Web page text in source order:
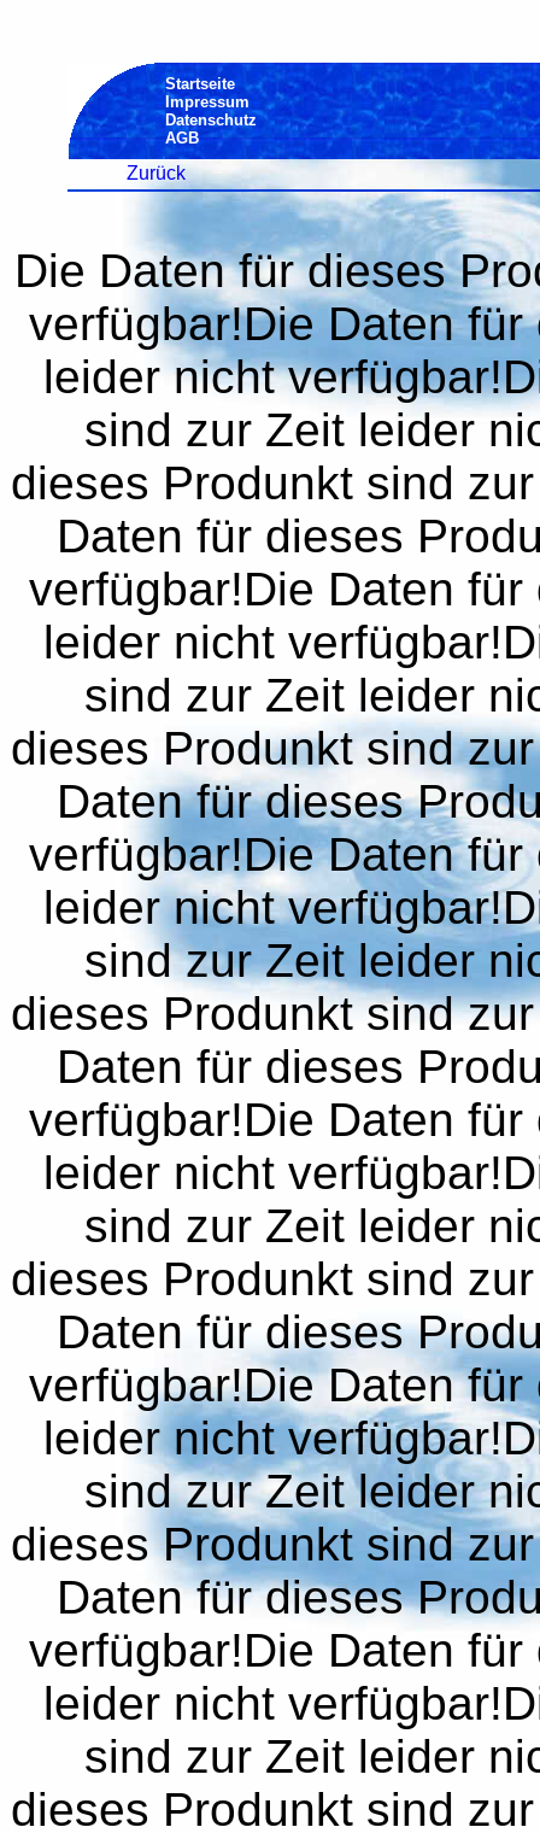
Startseite
Impressum
Datenschutz
AGB
Zurück
Die Daten für dieses
verfügbar!Die Daten
leider nicht
sind zur Zeit leider
dieses Produnkt sind
Daten für dieses
verfügbar!Die Daten
leider nicht
sind zur Zeit leider
dieses Produnkt sind
Daten für dieses
verfügbar!Die Daten
leider nicht
sind zur Zeit leider
dieses Produnkt sind
Daten für dieses
verfügbar!Die Daten
leider nicht
sind zur Zeit leider
dieses Produnkt sind
Daten für dieses
verfügbar!Die Daten
leider nicht
sind zur Zeit leider
dieses Produnkt sind
Daten für dieses
verfügbar!Die Daten
leider nicht
sind zur Zeit leider
dieses Produnkt sind